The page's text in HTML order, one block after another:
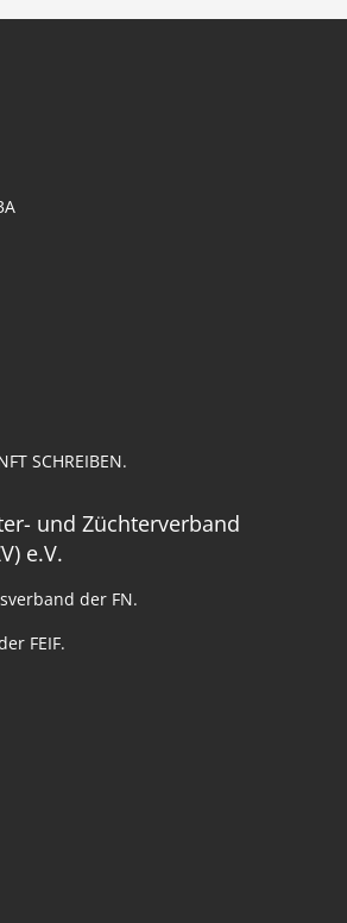
SCHREIBEN.
und Züchterverband
e.V.
der FN.
FEIF.